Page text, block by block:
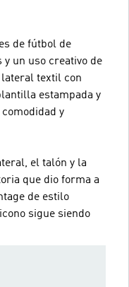
de fútbol de
y un uso creativo de
textil con
estampada y
y
el talón y la
que dio forma a
de estilo
sigue siendo